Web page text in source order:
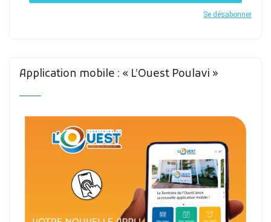
Se désabonner
Application mobile : « L’Ouest Poulavi »